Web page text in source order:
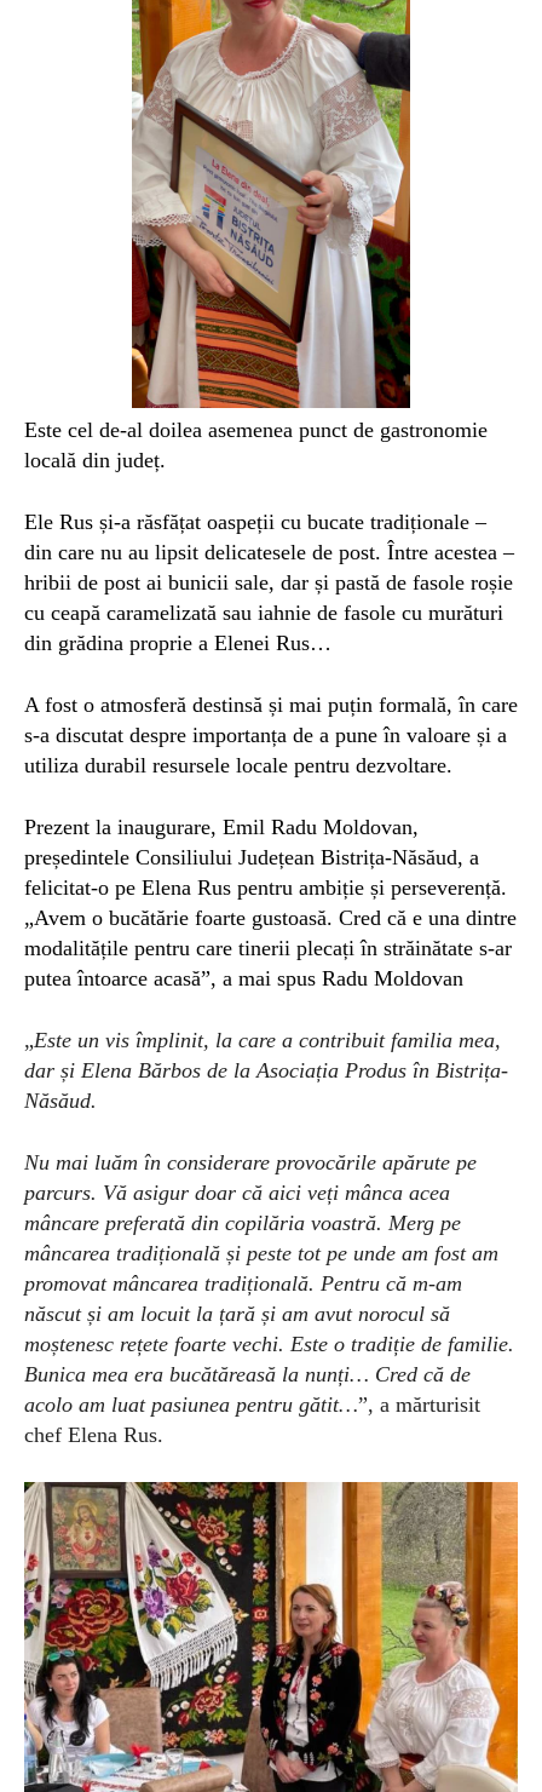
Este cel de-al doilea asemenea punct de gastronomie
locală din județ.
Ele Rus și-a răsfățat oaspeții cu bucate tradiționale –
din care nu au lipsit delicatesele de post. Între acestea –
hribii de post ai bunicii sale, dar și pastă de fasole roșie
cu ceapă caramelizată sau iahnie de fasole cu murături
din grădina proprie a Elenei Rus…
A fost o atmosferă destinsă și mai puțin formală, în care
s-a discutat despre importanța de a pune în valoare și a
utiliza durabil resursele locale pentru dezvoltare.
Prezent la inaugurare, Emil Radu Moldovan,
președintele Consiliului Județean Bistrița-Năsăud, a
felicitat-o pe Elena Rus pentru ambiție și perseverență.
„Avem o bucătărie foarte gustoasă. Cred că e una dintre
modalitățile pentru care tinerii plecați în străinătate s-ar
putea întoarce acasă”, a mai spus Radu Moldovan
„Este un vis împlinit, la care a contribuit familia mea,
dar și Elena Bărbos de la Asociația Produs în Bistrița-
Năsăud.
Nu mai luăm în considerare provocările apărute pe
parcurs. Vă asigur doar că aici veți mânca acea
mâncare preferată din copilăria voastră. Merg pe
mâncarea tradițională și peste tot pe unde am fost am
promovat mâncarea tradițională. Pentru că m-am
născut și am locuit la țară și am avut norocul să
moștenesc rețete foarte vechi. Este o tradiție de familie.
Bunica mea era bucătăreasă la nunți… Cred că de
acolo am luat pasiunea pentru gătit…”, a mărturisit
chef Elena Rus.